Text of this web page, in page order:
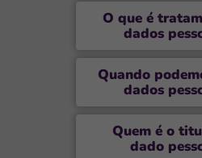
O que é
dados
Quando
dados
Quem é o
dado